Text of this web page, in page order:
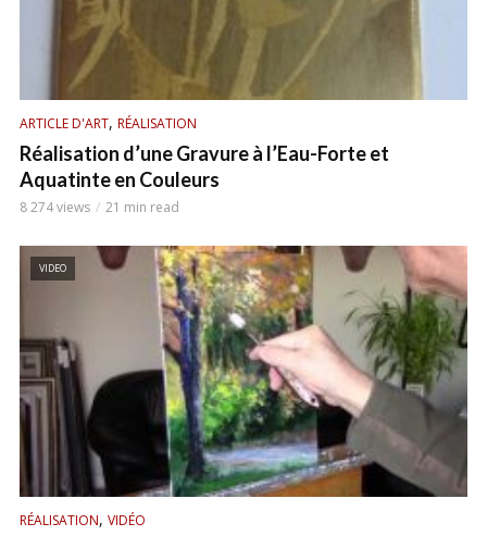
ARTICLE D'ART, RÉALISATION
Réalisation d’une Gravure à l’Eau-Forte et
Aquatinte en Couleurs
8 274 views 21 min read
VIDEO
RÉALISATION, VIDÉO